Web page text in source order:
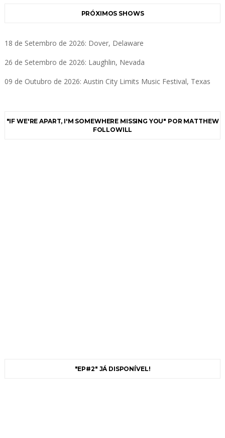
PRÓXIMOS SHOWS
18 de Setembro de 2026: Dover, Delaware
26 de Setembro de 2026: Laughlin, Nevada
09 de Outubro de 2026: Austin City Limits Music Festival, Texas
"IF WE'RE APART, I'M SOMEWHERE MISSING YOU" POR MATTHEW
FOLLOWILL
"EP#2" JÁ DISPONÍVEL!